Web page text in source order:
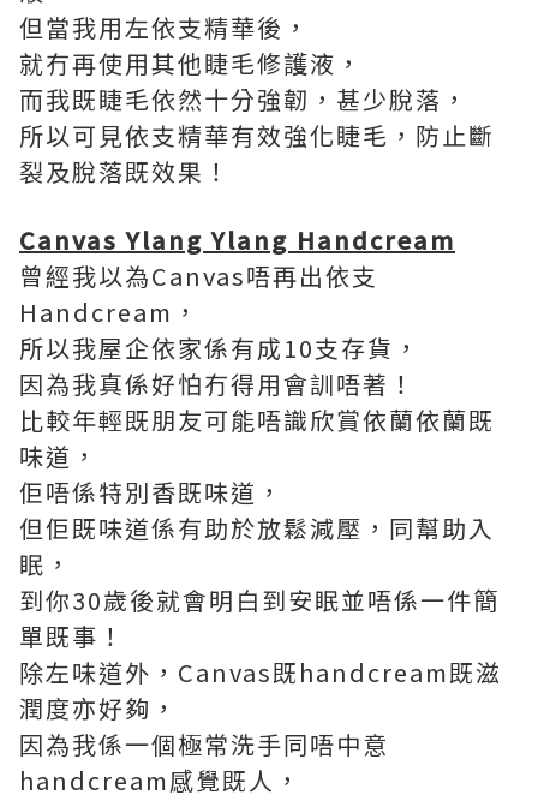
但當我用左依支精華後，
就冇再使用其他睫毛修護液，
而我既睫毛依然十分強韌，甚少脫落，
所以可見依支精華有效強化睫毛，防止斷
裂及脫落既效果！
Canvas Ylang Ylang Handcream
曾經我以為Canvas唔再出依支
Handcream，
所以我屋企依家係有成10支存貨，
因為我真係好怕冇得用會訓唔著！
比較年輕既朋友可能唔識欣賞依蘭依蘭既
味道，
佢唔係特別香既味道，
但佢既味道係有助於放鬆減壓，同幫助入
眠，
到你30歲後就會明白到安眠並唔係一件簡
單既事！
除左味道外，Canvas既handcream既滋
潤度亦好夠，
因為我係一個極常洗手同唔中意
handcream感覺既人，